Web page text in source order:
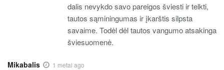
dalis nevykdo savo pareigos šviesti ir telkti,
tautos sąminingumas ir įkarštis silpsta
savaime. Todėl dėl tautos vangumo atsakinga
šviesuomenė.
Mikabalis 1 metai ago